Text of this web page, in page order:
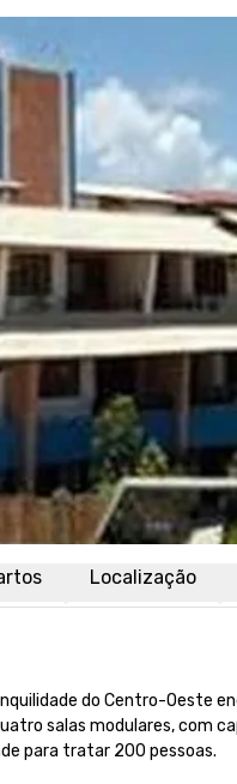
Localização
do Centro-Oeste
salas modulares,
para tratar 200 pessoas.